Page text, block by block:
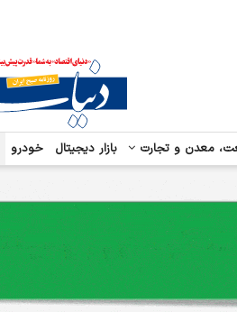
معدن و تجارت بازار دیجیتال خودرو